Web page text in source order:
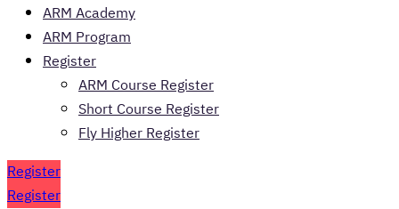
ARM Academy
ARM Program
Register
ARM Course Register
Short Course Register
Fly Higher Register
Register
Register